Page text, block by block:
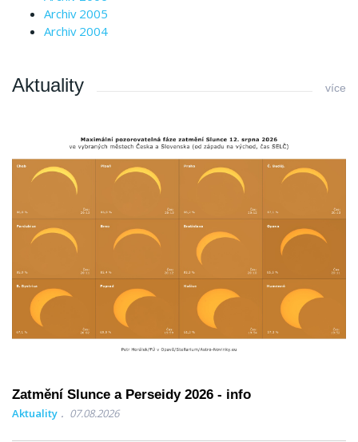
Archiv 2005
Archiv 2004
Aktuality více
Zatmění Slunce a Perseidy 2026 - info
Aktuality 07.08.2026